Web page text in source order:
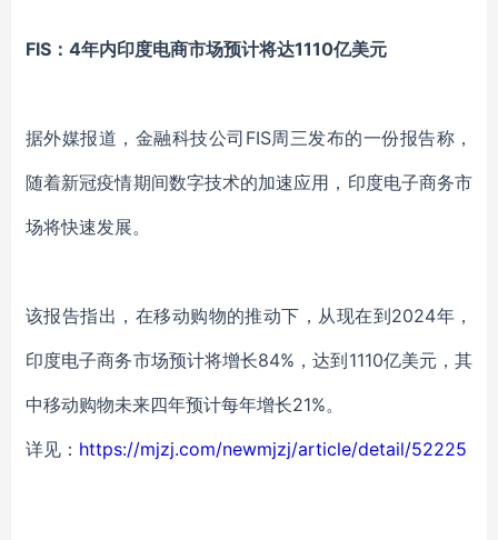
FIS：4年内印度电商市场预计将达1110亿美元
据外媒报道，金融科技公司FIS周三发布的一份报告称，
随着新冠疫情期间数字技术的加速应用，印度电子商务市
场将快速发展。
该报告指出，在移动购物的推动下，从现在到2024年，
印度电子商务市场预计将增长84%，达到1110亿美元，其
中移动购物未来四年预计每年增长21%。
详见： https://mjzj.com/newmjzj/article/detail/52225